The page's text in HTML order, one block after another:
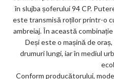
în slujba șoferului 94 CP.
este transmisă roților printr-o
ambreiaj. În această
Deși este o mașină de
drumuri lungi, iar în mediul
Conform producătorului,